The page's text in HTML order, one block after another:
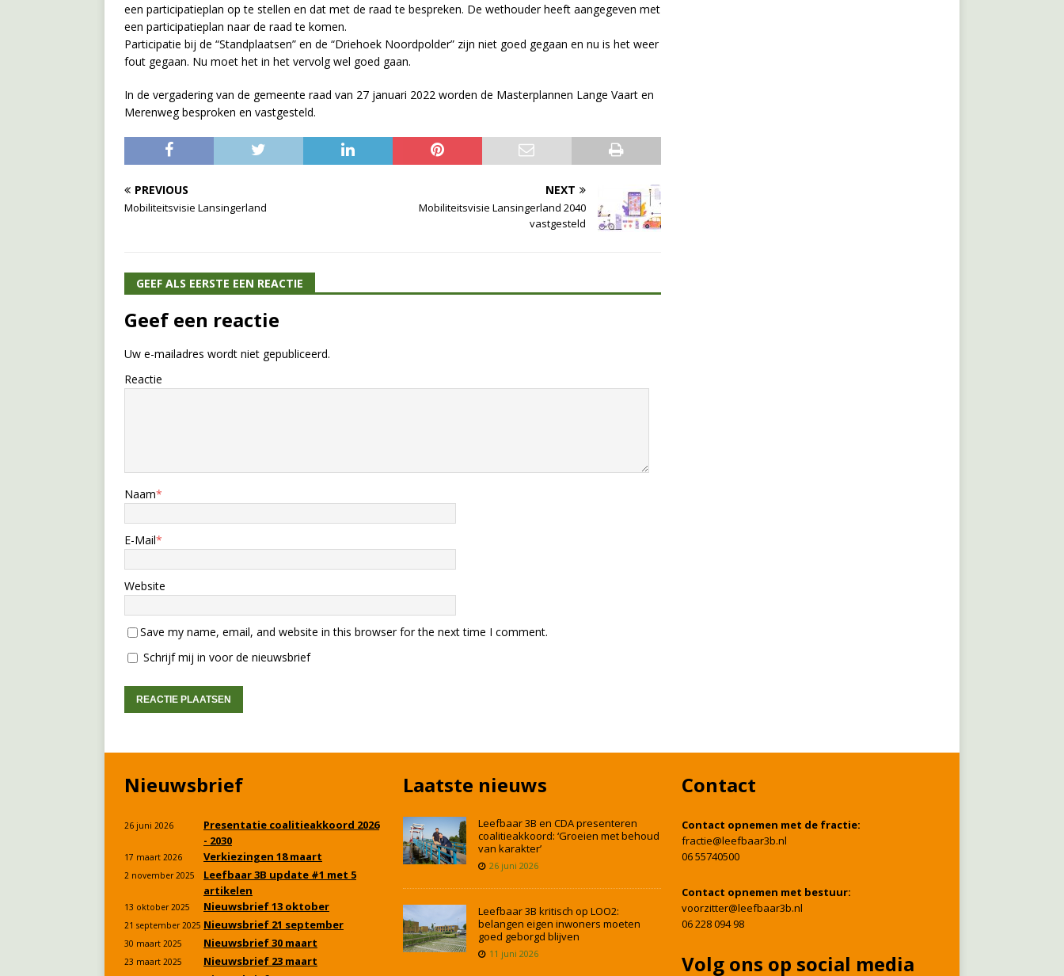
een participatieplan op te stellen en dat met de raad te bespreken. De wethouder heeft aangegeven met
een participatieplan naar de raad te komen.
Participatie bij de “Standplaatsen” en de “Driehoek Noordpolder” zijn niet goed gegaan en nu is het weer
fout gegaan. Nu moet het in het vervolg wel goed gaan.
In de vergadering van de gemeente raad van 27 januari 2022 worden de Masterplannen Lange Vaart en
Merenweg besproken en vastgesteld.
PREVIOUS
Mobiliteitsvisie Lansingerland
NEXT
Mobiliteitsvisie Lansingerland 2040
vastgesteld
GEEF ALS EERSTE EEN REACTIE
Geef een reactie
Uw e-mailadres wordt niet gepubliceerd.
Reactie
Naam*
E-Mail*
Website
Save my name, email, and website in this browser for the next time I comment.
Schrijf mij in voor de nieuwsbrief
Nieuwsbrief
26 juni 2026
Presentatie coalitieakkoord 2026
- 2030
17 maart 2026 Verkiezingen 18 maart
2 november 2025
Leefbaar 3B update #1 met 5
artikelen
13 oktober 2025 Nieuwsbrief 13 oktober
21 september 2025 Nieuwsbrief 21 september
30 maart 2025 Nieuwsbrief 30 maart
23 maart 2025 Nieuwsbrief 23 maart
Laatste nieuws
Leefbaar 3B en CDA presenteren
coalitieakkoord: ‘Groeien met behoud
van karakter’
26 juni 2026
Leefbaar 3B kritisch op LOO2:
belangen eigen inwoners moeten
goed geborgd blijven
11 juni 2026
Contact
Contact opnemen met de fractie:
fractie@leefbaar3b.nl
06 55740500
Contact opnemen met bestuur:
voorzitter@leefbaar3b.nl
06 228 094 98
Volg ons op social media